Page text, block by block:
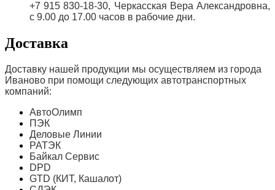
+7 915 830-18-30, Черкасская Вера Александровна,
с 9.00 до 17.00 часов в рабочие дни.
Доставка
Доставку нашей продукции мы осуществляем из города
Иваново при помощи следующих автотранспортных
компаний:
АвтоОлимп
ПЭК
Деловые Линии
РАТЭК
Байкал Сервис
DPD
GTD (КИТ, Кашалот)